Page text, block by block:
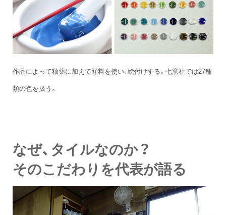
作品によって釉薬に加えて顔料を使い、絵付けする。七窯社では27種
類の色を扱う。
なぜ、タイルなのか？
そのこだわりを代表が語る